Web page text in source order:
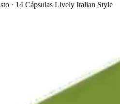
· 14 Cápsulas Lively Italian Style